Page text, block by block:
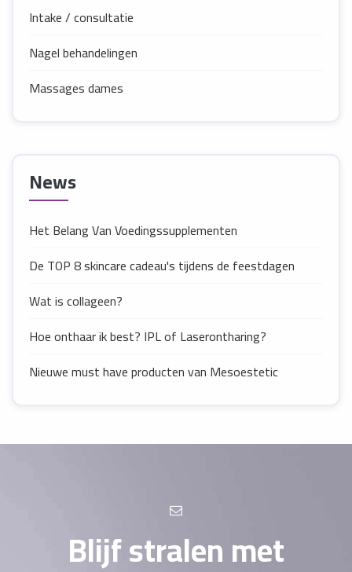
Intake / consultatie
Nagel behandelingen
Massages dames
News
Het Belang Van Voedingssupplementen
De TOP 8 skincare cadeau's tijdens de feestdagen
Wat is collageen?
Hoe onthaar ik best? IPL of Laserontharing?
Nieuwe must have producten van Mesoestetic
Blijf stralen met